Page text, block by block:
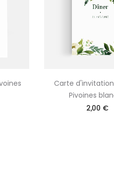
Carte
Pivoines
2,00 €